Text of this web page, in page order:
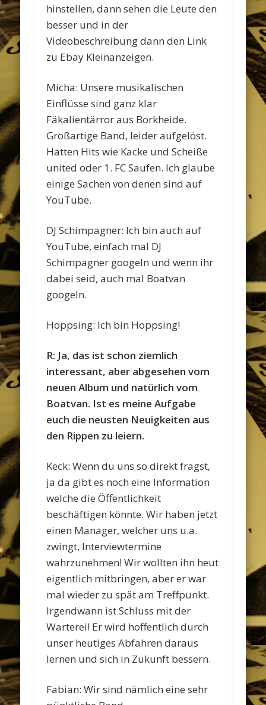
hinstellen, dann sehen die Leute den
besser und in der
Videobeschreibung dann den Link
zu Ebay Kleinanzeigen.
Micha: Unsere musikalischen
Einflüsse sind ganz klar
Fäkalientärror aus Borkheide.
Großartige Band, leider aufgelöst.
Hatten Hits wie Kacke und Scheiße
united oder 1. FC Saufen. Ich glaube
einige Sachen von denen sind auf
YouTube.
DJ Schimpagner: Ich bin auch auf
YouTube, einfach mal DJ
Schimpagner googeln und wenn ihr
dabei seid, auch mal Boatvan
googeln.
Hoppsing: Ich bin Hoppsing!
R: Ja, das ist schon ziemlich
interessant, aber abgesehen vom
neuen Album und natürlich vom
Boatvan. Ist es meine Aufgabe
euch die neusten Neuigkeiten aus
den Rippen zu leiern.
Keck: Wenn du uns so direkt fragst,
ja da gibt es noch eine Information
welche die Öffentlichkeit
beschäftigen könnte. Wir haben jetzt
einen Manager, welcher uns u.a.
zwingt, Interviewtermine
wahrzunehmen! Wir wollten ihn heut
eigentlich mitbringen, aber er war
mal wieder zu spät am Treffpunkt.
Irgendwann ist Schluss mit der
Warterei! Er wird hoffentlich durch
unser heutiges Abfahren daraus
lernen und sich in Zukunft bessern.
Fabian: Wir sind nämlich eine sehr